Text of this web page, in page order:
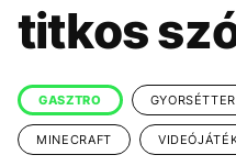
KÖZÉLET
ÉLETMÓD
BESZÉLGETÉSEK
VIDEÓ
titkos
GASZTRO
MINECRAFT